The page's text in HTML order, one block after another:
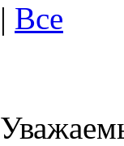
| Все